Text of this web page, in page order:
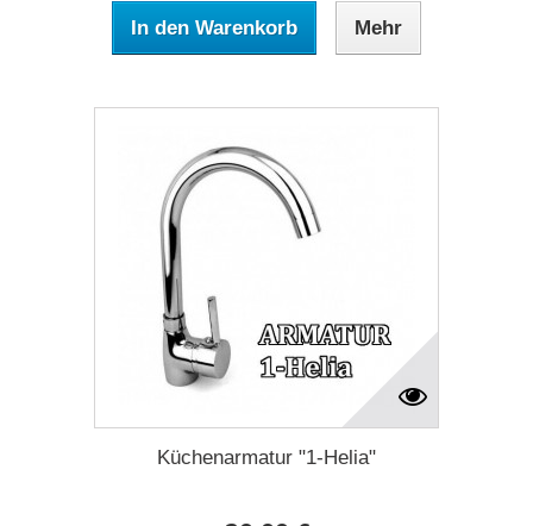
In den Warenkorb Mehr
Küchenarmatur "1-Helia"